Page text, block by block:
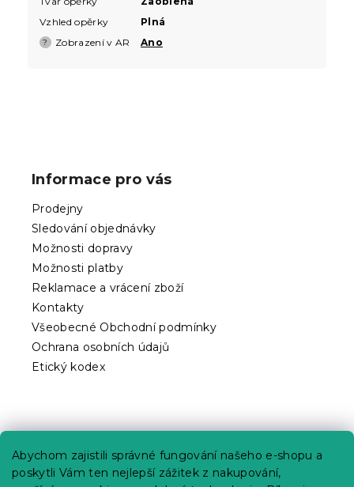
Abychom zajistili správné fungování našeho e-shopu a
poskytli Vám ten nejlepší zážitek z nakupování,
Vzhled opěrky
Plná
? Zobrazení v AR Ano
Informace pro vás
Prodejny
Sledování objednávky
Možnosti dopravy
Možnosti platby
Reklamace a vrácení zboží
Kontakty
Všeobecné Obchodní podmínky
Ochrana osobních údajů
Etický kodex
Kariéra